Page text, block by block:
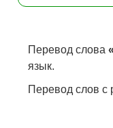
Перевод слова
язык.
Перевод слов с